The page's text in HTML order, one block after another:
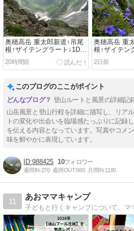
奥穂高岳 重太郎新道↑吊尾
根↑ザイテングラート↓1Day
サーキット #4
20時間前
奥穂高岳 重
根↑ザイテン
サーキット #3
2日前
このブログのここがポイント
登山ルートと風景の詳細記
山岳風景と登山行程を詳細に描写し、リア
トの変化や出会いを臨場感たっぷりに記録
を伝える内容となっています。写真やコメ
味を鮮やかに表現しています。
988425 10
週間IN:270 週間OUT:980 月間IN:1180
11
あおママキャンプ